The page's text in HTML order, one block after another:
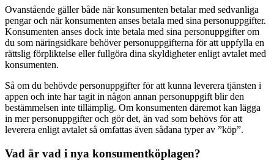
Ovanstående gäller både när konsumenten betalar med sedvanliga
pengar och när konsumenten anses betala med sina personuppgifter.
Konsumenten anses dock inte betala med sina personuppgifter om
du som näringsidkare behöver personuppgifterna för att uppfylla en
rättslig förpliktelse eller fullgöra dina skyldigheter enligt avtalet med
konsumenten.
Så om du behövde personuppgifter för att kunna leverera tjänsten i
appen och inte har tagit in någon annan personuppgift blir den
bestämmelsen inte tillämplig. Om konsumenten däremot kan lägga
in mer personuppgifter och gör det, än vad som behövs för att
leverera enligt avtalet så omfattas även sådana typer av ”köp”.
Vad är vad i nya konsumentköplagen?